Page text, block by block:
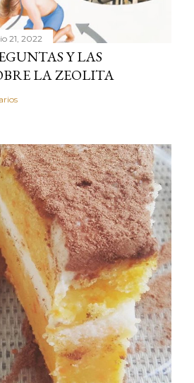
21, 2022
Y LAS
LA ZEOLITA